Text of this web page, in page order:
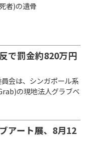
者)の遺骨
で罰金約820万円
会は、シンガポール系
の現地法人グラブベ
アート展、8月12